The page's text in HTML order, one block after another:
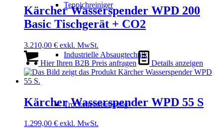
Teppichreiniger
Industrielle Absaugtechnik
Trockeneisreinigung
Kärcher Wasserspender WPD 200
Basic Tischgerät + CO2
3.210,00 € exkl. MwSt.
Hier Ihren B2B Preis anfragen Details anzeigen
Kärcher Wasserspender WPD 55 S
1.299,00 € exkl. MwSt.